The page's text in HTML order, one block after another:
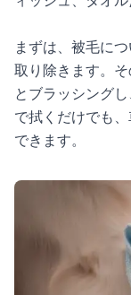
まずは、被毛に
取り除きます。
とブラッシング
で拭くだけでも
できます。